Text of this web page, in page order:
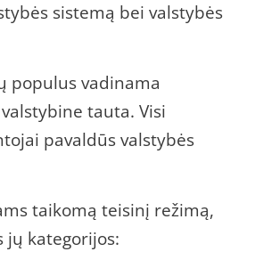
sistemą bei valstybės
populus vadinama
tauta. Visi
pavaldūs valstybės
taikomą teisinį režimą,
jų kategorijos: